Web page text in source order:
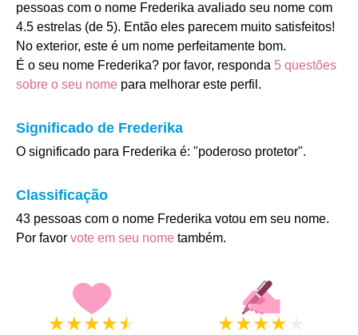
pessoas com o nome Frederika avaliado seu nome com
4.5 estrelas (de 5). Então eles parecem muito satisfeitos!
No exterior, este é um nome perfeitamente bom.
É o seu nome Frederika? por favor, responda 5 questões
sobre o seu nome para melhorar este perfil.
Significado de Frederika
O significado para Frederika é: "poderoso protetor".
Classificação
43 pessoas com o nome Frederika votou em seu nome.
Por favor vote em seu nome também.
★★★★★ ★★★★